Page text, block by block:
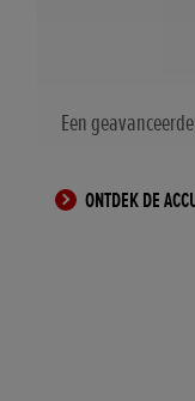
Een
ONTDEK DE